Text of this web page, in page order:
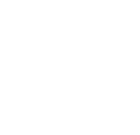
بين
العدالة
وني